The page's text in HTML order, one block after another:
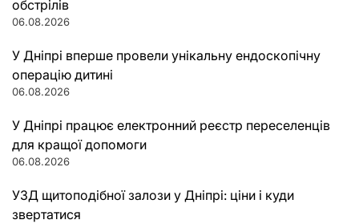
обстрілів
06.08.2026
У Дніпрі вперше провели унікальну ендоскопічну
операцію дитині
06.08.2026
У Дніпрі працює електронний реєстр переселенців
для кращої допомоги
06.08.2026
УЗД щитоподібної залози у Дніпрі: ціни і куди
звертатися